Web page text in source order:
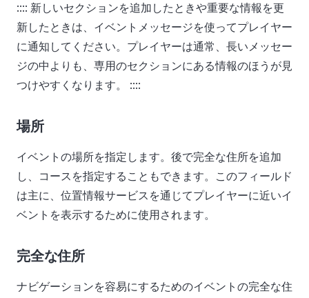
:::: 新しいセクションを追加したときや重要な情報を更
新したときは、イベントメッセージを使ってプレイヤー
に通知してください。プレイヤーは通常、長いメッセー
ジの中よりも、専用のセクションにある情報のほうが見
つけやすくなります。 ::::
場所
イベントの場所を指定します。後で完全な住所を追加
し、コースを指定することもできます。このフィールド
は主に、位置情報サービスを通じてプレイヤーに近いイ
ベントを表示するために使用されます。
完全な住所
ナビゲーションを容易にするためのイベントの完全な住